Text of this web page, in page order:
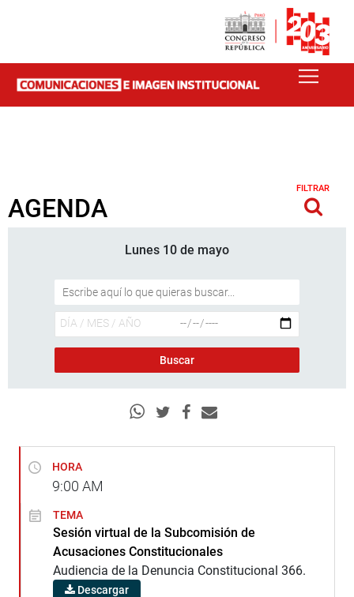
AGENDA
FILTRAR
Lunes 10 de mayo
HORA
9:00 AM
TEMA
Sesión virtual de la Subcomisión de
Acusaciones Constitucionales
Audiencia de la Denuncia Constitucional 366.
Descargar